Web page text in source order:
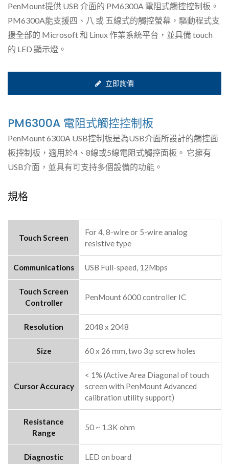
PenMount提供 USB 介面的 PM6300A 電阻式觸控控制板。
PM6300A能支援四、八 或 五線式的觸控螢幕，驅動程式支
援全部的 Microsoft 和 Linux 作業系統平台，並具備 touch
的 LED 顯示燈。
立即詢價
PM6300A 電阻式觸控控制板
PenMount 6300A USB控制板是為USB介面所設計的觸控面
板控制板，適用於4、8線或5線電阻式觸控面板。 它擁有
USB介面，並具有可支持多個設備的功能。
規格
Touch Screen
For 4, 8-wire or 5-wire analog
resistive type
Communications USB Full-speed, 12Mbps
Touch Screen
Controller
PenMount 6000 controller IC
Resolution 2048 x 2048
Size 60 x 26 mm, two 3φ screw holes
Cursor Accuracy
< 1% (Active Area Diagonal of touch
screen with PenMount Advanced
calibration utility support)
Resistance
Range
50 ~ 1.3K ohm
Diagnostic LED on board